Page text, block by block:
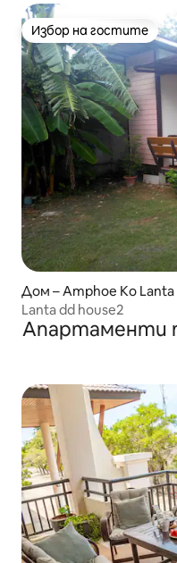
Избор на гостите
Избор на гостите
Дом – Amphoe Ko Lanta
Lanta dd house2
Апартаменти